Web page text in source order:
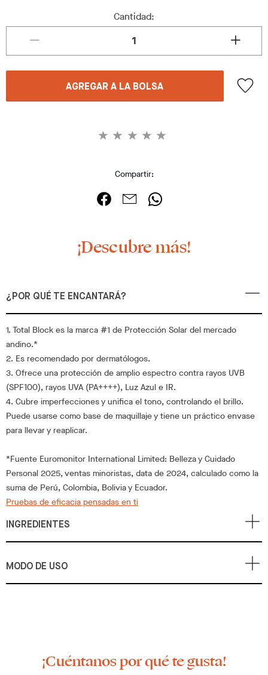
Cantidad:
AGREGAR A LA BOLSA
Compartir:
¡Descubre más!
¿POR QUÉ TE ENCANTARÁ?
1. Total Block es la marca #1 de Protección Solar del mercado
andino.*
2. Es recomendado por dermatólogos.
3. Ofrece una protección de amplio espectro contra rayos UVB
(SPF100), rayos UVA (PA++++), Luz Azul e IR.
4. Cubre imperfecciones y unifica el tono, controlando el brillo.
Puede usarse como base de maquillaje y tiene un práctico envase
para llevar y reaplicar.
*Fuente Euromonitor International Limited: Belleza y Cuidado
Personal 2025, ventas minoristas, data de 2024, calculado como la
suma de Perú, Colombia, Bolivia y Ecuador.
Pruebas de eficacia pensadas en ti
INGREDIENTES
MODO DE USO
¡Cuéntanos por qué te gusta!